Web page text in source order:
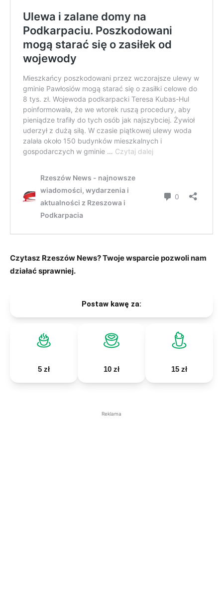
Czytasz Rzeszów News? Twoje wsparcie pozwoli nam
działać sprawniej.
Postaw kawę za:
5 zł 10 zł 15 zł
Reklama